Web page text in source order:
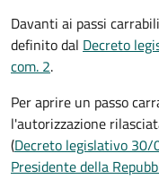
Davanti ai passi
definito dal Decreto
com. 2.
Per aprire un passo
l'autorizzazione
(Decreto legislativo
Presidente della